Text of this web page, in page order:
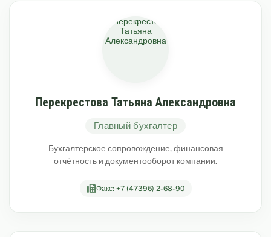
Перекрестова Татьяна Александровна
Главный бухгалтер
Бухгалтерское сопровождение, финансовая
отчётность и документооборот компании.
Факс: +7 (47396) 2-68-90